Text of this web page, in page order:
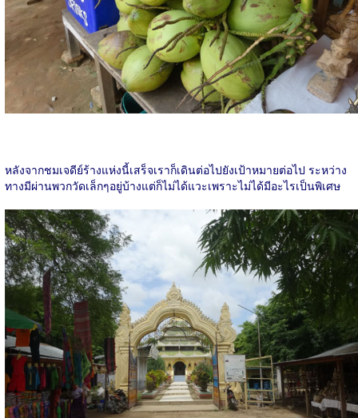
หลังจากชมเจดีย์ร้างแห่งนี้เสร็จเราก็เดินต่อไปยังเป้าหมายต่อไป ระหว่าง
ทางมีผ่านพวกวัดเล็กๆอยู่บ้างแต่ก็ไม่ได้แวะเพราะไม่ได้มีอะไรเป็นพิเศษ